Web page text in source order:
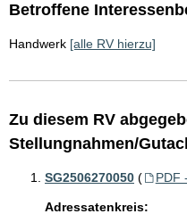
Betroffene
Handwerk [alle RV hierzu]
Zu diesem RV
Stellungnahmen/
SG2506270050 ( PDF
Adressatenkreis: